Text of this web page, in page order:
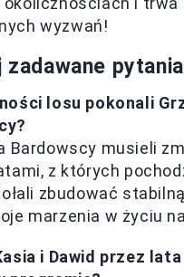
wyzwań!
losu pokonali
Bardowscy musieli
z których
zbudować
marzenia w życiu
i Dawid przez lata